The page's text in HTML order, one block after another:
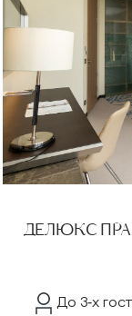
ДЕЛЮКС
До 3‑х